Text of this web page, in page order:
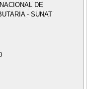
DE
- SUNAT